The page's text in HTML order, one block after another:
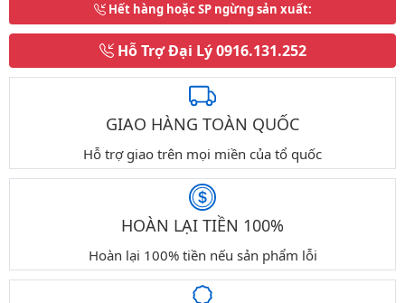
Hết hàng hoặc SP ngừng sản xuất:
Hỗ Trợ Đại Lý0916.131.252
GIAO HÀNG TOÀN QUỐC
Hỗ trợ giao trên mọi miền của tổ quốc
HOÀN LẠI TIỀN 100%
Hoàn lại 100% tiền nếu sản phẩm lỗi